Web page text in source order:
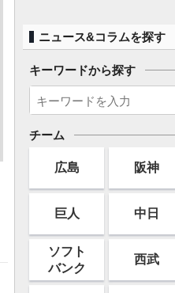
ニュース&コラムを探す
キーワードから探す
チーム
広島 阪神
巨人 中日
ソフト
バンク
西武